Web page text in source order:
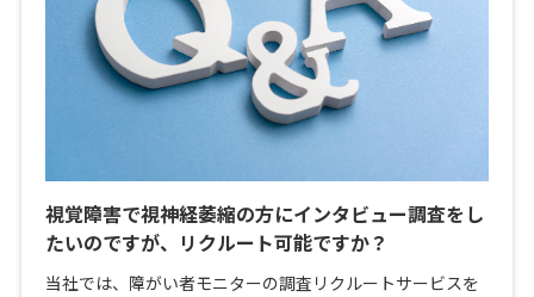
視覚障害で視神経萎縮の方にインタビュー調査をし
たいのですが、リクルート可能ですか？
当社では、障がい者モニターの調査リクルートサービスを